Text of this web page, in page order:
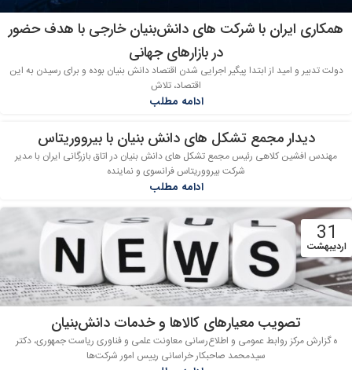
همکاری ایران با شرکت های دانش‌بنیان خارجی با هدف حضور
در بازارهای جهانی
دولت تدبیر و امید از ابتدا پیگیر اجرایی شدن اقتصاد دانش بنیان بوده و برای رسیدن به این
اقتصاد، تلاش
ادامه مطلب
31
اردیبهشت
دیدار مجمع تشکل های دانش بنیان با بیرووریتاس
مهندس افشین کلاهی رئیس مجمع تشکل های دانش بنیان در اتاق بازرگانی ایران با مدیر
شرکت بیرووریتاس فرانسوی و نماینده
ادامه مطلب
31
اردیبهشت
تصویب معیارهای کالاها و خدمات دانش‌بنیان
ه گزارش مرکز روابط عمومی و اطلاع‌رسانی معاونت علمی و فناوری ریاست جمهوری، دکتر
سیدمحمد صاحبکار خراسانی رییس امور شرکت‌ها